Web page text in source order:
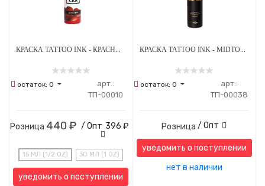
КРАСКА TATTOO INK - КРАСНАЯ КАЛИНА
остаток: 0
арт.:
ТП-00010
Розница 440 ₽ / Опт 396 ₽
15 МЛ (1/2 OZ) 30 МЛ (1 OZ)
уведомить о поступлении
КРАСКА TATTOO INK - MIDTONE ЦВЕТ СЕТА ГРЕЙВОШЕЙ А.ЛУКЬЯНОВА 60 МЛ
остаток:0
арт.:
ТП-00038
Розница / Опт
уведомить о поступлении
нет в наличии